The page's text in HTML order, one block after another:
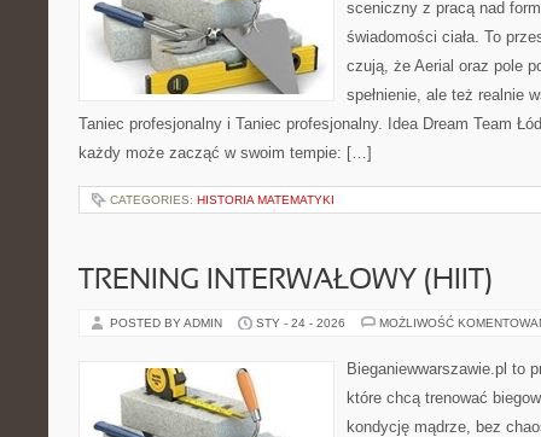
sceniczny z pracą nad
świadomości ciała. To
czują, że Aerial oraz pole
spełnienie, ale też realnie
Taniec profesjonalny i Taniec profesjonalny. Idea Dream Team
każdy może zacząć w swoim tempie: […]
CATEGORIES: HISTORIA MATEMATYKI
TRENING INTERWAŁOWY (HIIT)
POSTED BY ADMIN STY - 24 - 2026 MOŻLIWOŚĆ
Bieganiewwarszawie.pl to
które chcą trenować
kondycję mądrze, bez